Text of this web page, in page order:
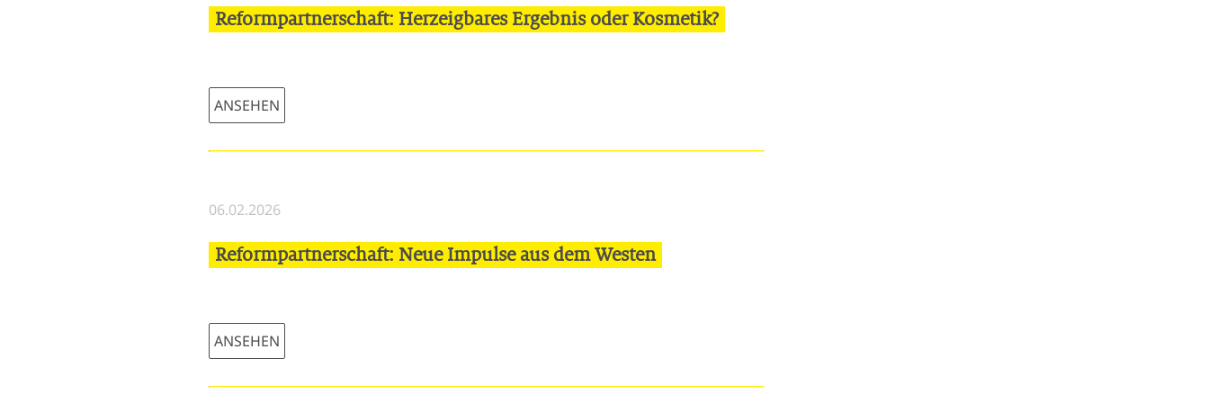
Reformpartnerschaft: Herzeigbares Ergebnis oder Kosmetik?
ANSEHEN
06.02.2026
Reformpartnerschaft: Neue Impulse aus dem Westen
ANSEHEN